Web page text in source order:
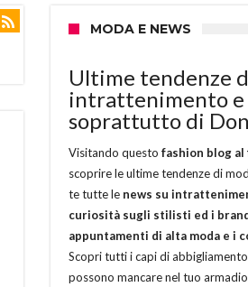
MODA E NEWS
Ultime tendenze
intrattenimento e
soprattutto di
Visitando questo fashion blog al
scoprire le ultime tendenze di
te tutte le news su
curiosità sugli stilisti ed i
appuntamenti di alta moda e i
Scopri tutti i capi di abbigliamento
possono mancare nel tuo